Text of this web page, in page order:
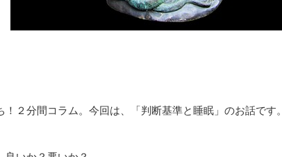
！２分間コラム。今回は、「判断基準と睡眠」のお話です。